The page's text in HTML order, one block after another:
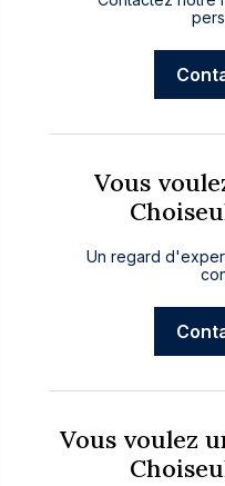
Vous
Un regard
Vous voulez